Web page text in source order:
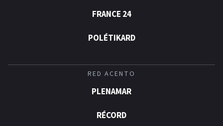
FRANCE 24
POLÉTIKARD
RED ACENTO
PLENAMAR
RÉCORD